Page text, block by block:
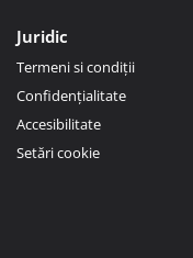
Juridic
Termeni si condiții
Confidențialitate
Accesibilitate
Setări cookie